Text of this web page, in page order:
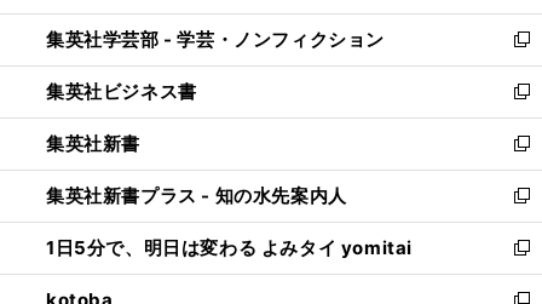
開
く
ウ
で
開
く
ン
ド
ウ
で
開
く
ウ
ィ
ン
ド
ウ
で
開
く
集英社学芸部 - 学芸・ノンフィクション
新
し
い
ウ
ィ
ン
ド
ウ
で
開
く
集英社ビジネス書
新
し
い
ウ
ィ
ン
ド
ウ
集英社新書
新
し
い
ウ
ィ
ン
集英社新書プラス - 知の水先案内人
新
し
い
ウ
1日5分で、明日は変わる よみタイ yomitai
新
し